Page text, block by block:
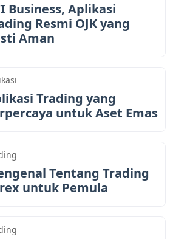
Business, Aplikasi
Resmi OJK yang
Aman
Trading yang
untuk Aset Emas
Tentang Trading
untuk Pemula